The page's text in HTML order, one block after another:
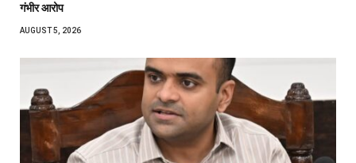
गंभीर आरोप
AUGUST 5, 2026